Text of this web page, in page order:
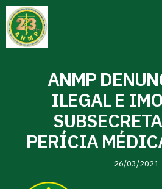
ANMP
ILEGAL E
PERÍCIA
26/03/2021